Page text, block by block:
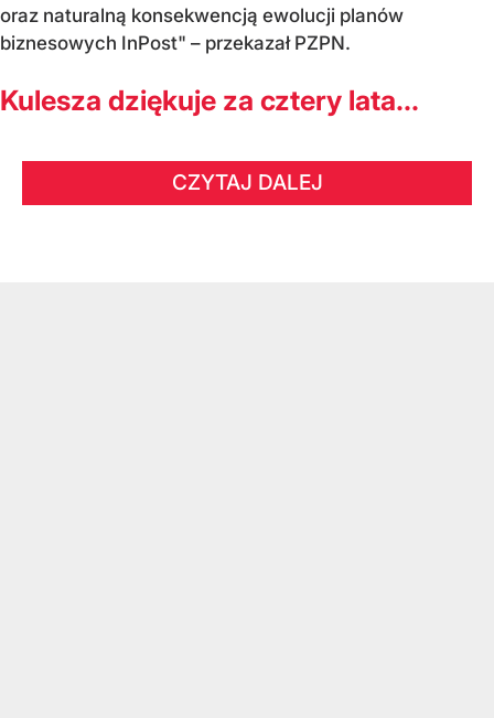
oraz naturalną konsekwencją ewolucji planów
biznesowych InPost" – przekazał PZPN.
Kulesza dziękuje za cztery lata...
CZYTAJ DALEJ